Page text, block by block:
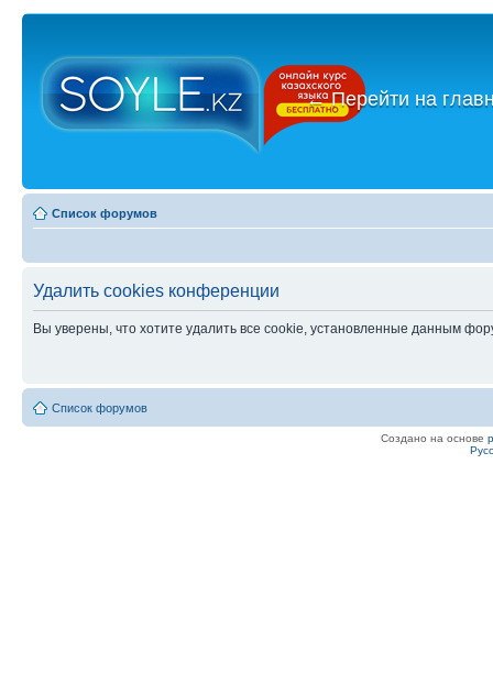
←Перейти на
Список форумов
Удалить cookies конференции
Вы уверены, что хотите удалить все cookie, установленные данным
Список форумов
Создано на основе